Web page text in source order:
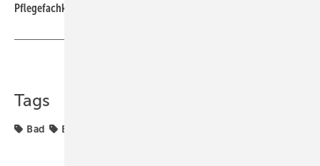
Pflegefachkräfte.
Tags
Bad Badwelt